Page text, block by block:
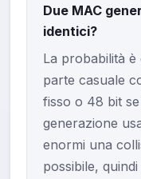
Due MAC
identici?
La probabilità è
parte casuale
fisso o 48 bit
generazione
enormi una
possibile,